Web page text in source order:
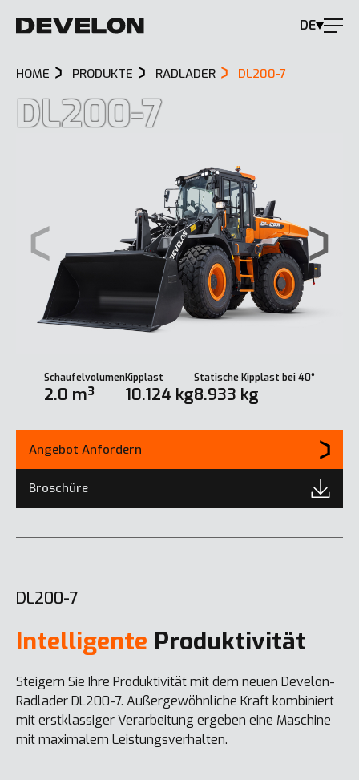
DE
HOME PRODUKTE RADLADER DL200-7
DL200-7
Schaufelvolumen
2.0 m³
Kipplast
10.124 kg
Statische Kipplast bei 40°
8.933 kg
Angebot Anfordern
Broschüre
DL200-7
Intelligente Produktivität
Steigern Sie Ihre Produktivität mit dem neuen Develon-
Radlader DL200-7. Außergewöhnliche Kraft kombiniert
mit erstklassiger Verarbeitung ergeben eine Maschine
mit maximalem Leistungsverhalten.